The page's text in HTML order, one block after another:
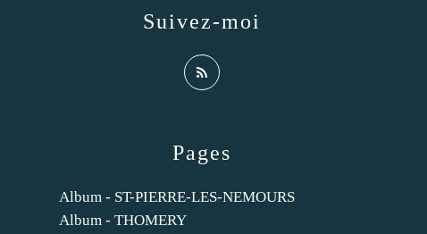
Pages
Album - ST-PIERRE-LES-NEMOURS
Album - THOMERY
Suivez-moi